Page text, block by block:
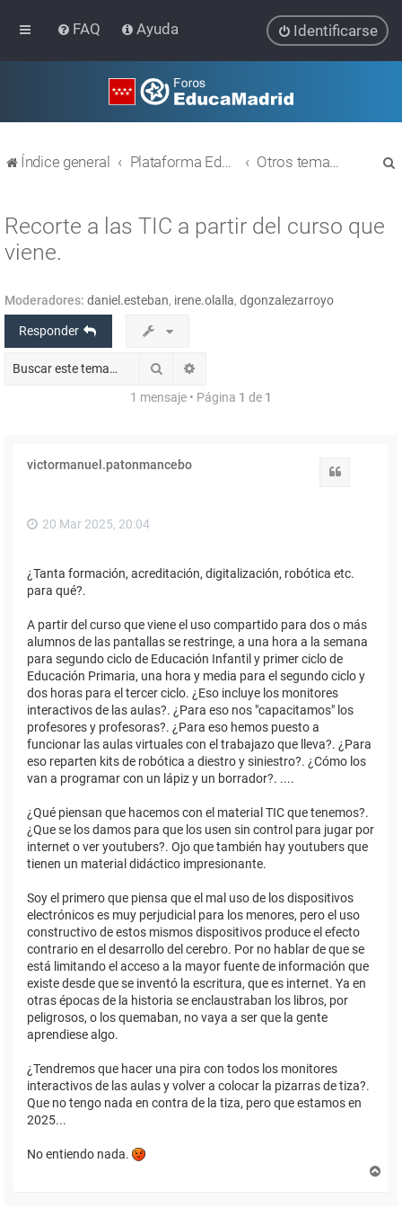
FAQ Ayuda Identificarse
Índice general Plataforma Educativa EducaMadrid Otros temas relacionados con las TIC
Recorte a las TIC a partir del curso que
viene.
Moderadores: daniel.esteban, irene.olalla, dgonzalezarroyo
Responder
Buscar
1 mensaje • Página 1 de 1
victormanuel.patonmancebo
20 Mar 2025, 20:04
¿Tanta formación, acreditación, digitalización, robótica etc.
para qué?.
A partir del curso que viene el uso compartido para dos o más
alumnos de las pantallas se restringe, a una hora a la semana
para segundo ciclo de Educación Infantil y primer ciclo de
Educación Primaria, una hora y media para el segundo ciclo y
dos horas para el tercer ciclo. ¿Eso incluye los monitores
interactivos de las aulas?. ¿Para eso nos "capacitamos" los
profesores y profesoras?. ¿Para eso hemos puesto a
funcionar las aulas virtuales con el trabajazo que lleva?. ¿Para
eso reparten kits de robótica a diestro y siniestro?. ¿Cómo los
van a programar con un lápiz y un borrador?. ....
¿Qué piensan que hacemos con el material TIC que tenemos?.
¿Que se los damos para que los usen sin control para jugar por
internet o ver youtubers?. Ojo que también hay youtubers que
tienen un material didáctico impresionante.
Soy el primero que piensa que el mal uso de los dispositivos
electrónicos es muy perjudicial para los menores, pero el uso
constructivo de estos mismos dispositivos produce el efecto
contrario en el desarrollo del cerebro. Por no hablar de que se
está limitando el acceso a la mayor fuente de información que
existe desde que se inventó la escritura, que es internet. Ya en
otras épocas de la historia se enclaustraban los libros, por
peligrosos, o los quemaban, no vaya a ser que la gente
aprendiese algo.
¿Tendremos que hacer una pira con todos los monitores
interactivos de las aulas y volver a colocar la pizarras de tiza?.
Que no tengo nada en contra de la tiza, pero que estamos en
2025...
No entiendo nada.